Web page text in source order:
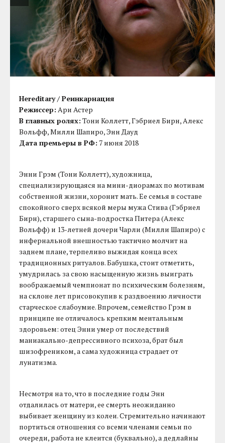
Hereditary / Реинкарнация
Режисcер: Ари Астер
В главных ролях: Тони Коллетт, Гэбриел Бирн, Алекс
Вольфф, Милли Шапиро, Энн Дауд
Дата премьеры в РФ: 7 июня 2018
Энни Грэм (Тони Коллетт), художница,
специализирующаяся на мини-диорамах по мотивам
собственной жизни, хоронит мать. Ее семья в составе
спокойного сверх всякой меры мужа Стива (Гэбриел
Бирн), старшего сына-подростка Питера (Алекс
Вольфф) и 13-летней дочери Чарли (Милли Шапиро) с
инфернальной внешностью тактично молчит на
заднем плане, терпеливо выжидая конца всех
традиционных ритуалов. Бабушка, стоит отметить,
умудрилась за свою насыщенную жизнь выиграть
воображаемый чемпионат по психическим болезням,
на склоне лет присовокупив к раздвоению личности
старческое слабоумие. Впрочем, семейство Грэм в
принципе не отличалось крепким ментальным
здоровьем: отец Энни умер от последствий
маниакально-депрессивного психоза, брат был
шизофреником, а сама художница страдает от
лунатизма.
Несмотря на то, что в последние годы Энн
отдалилась от матери, ее смерть неожиданно
выбивает женщину из колеи. Стремительно начинают
портиться отношения со всеми членами семьи по
очереди, работа не клеится (буквально), а дедлайны